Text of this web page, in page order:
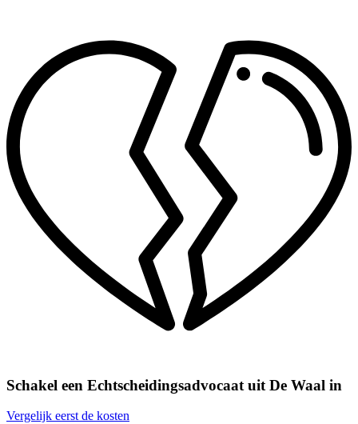
Schakel een Echtscheidingsadvocaat uit De Waal in
Vergelijk eerst de kosten